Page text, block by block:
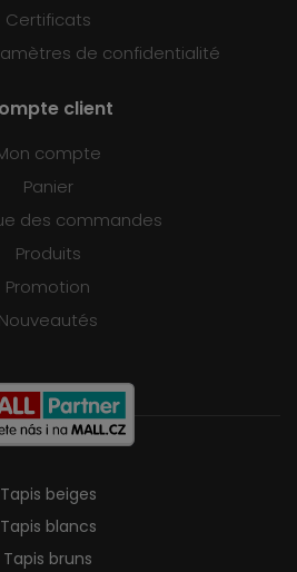
Certificats
de confidentialité
client
compte
Panier
des commandes
Produits
Promotion
Nouveautés
Tapis beiges
Tapis blancs
Tapis bruns